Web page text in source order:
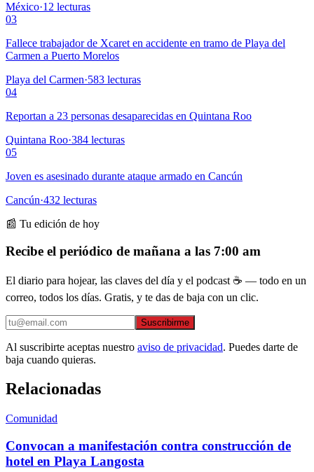
México·12 lecturas
03
Fallece trabajador de Xcaret en accidente en tramo de Playa del
Carmen a Puerto Morelos
Playa del Carmen·583 lecturas
04
Reportan a 23 personas desaparecidas en Quintana Roo
Quintana Roo·384 lecturas
05
Joven es asesinado durante ataque armado en Cancún
Cancún·432 lecturas
📰 Tu edición de hoy
Recibe el periódico de mañana a las 7:00 am
El diario para hojear, las claves del día y el podcast ☕ — todo en un
correo, todos los días. Gratis, y te das de baja con un clic.
Suscribirme
Al suscribirte aceptas nuestro aviso de privacidad. Puedes darte de
baja cuando quieras.
Relacionadas
Comunidad
Convocan a manifestación contra construcción de
hotel en Playa Langosta